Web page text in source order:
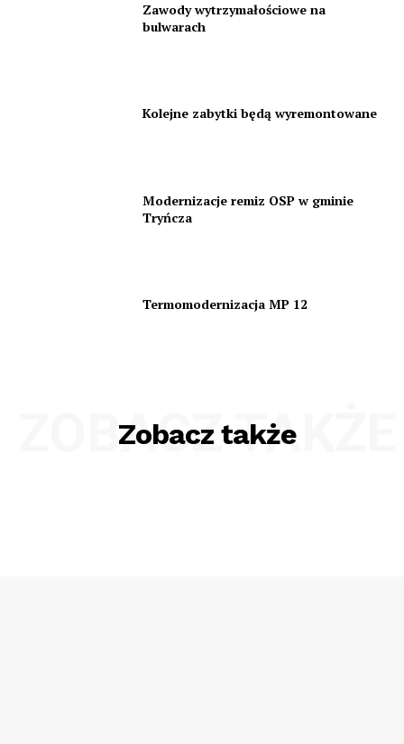
Zawody wytrzymałościowe na
bulwarach
Kolejne zabytki będą wyremontowane
Modernizacje remiz OSP w gminie
Tryńcza
Termomodernizacja MP 12
Zobacz także
ZOBACZ TAKŻE